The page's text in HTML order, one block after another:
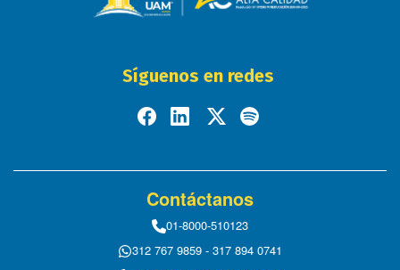
Síguenos en redes
Contáctanos
01-8000-510123
312 767 9859 - 317 894 0741